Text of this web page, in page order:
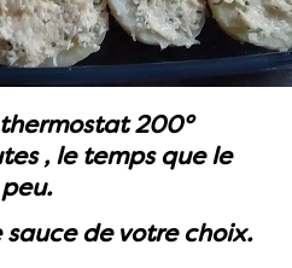
200°
, le temps que le
sauce de votre choix.